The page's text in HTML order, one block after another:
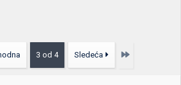
3 od 4 Sledeća Poslednja